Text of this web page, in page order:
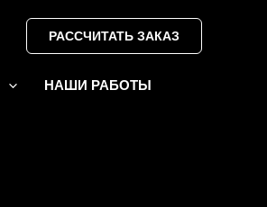
РАССЧИТАТЬ ЗАКАЗ
НАШИ РАБОТЫ